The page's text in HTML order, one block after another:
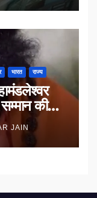
भारत राज्य
की
JAIN